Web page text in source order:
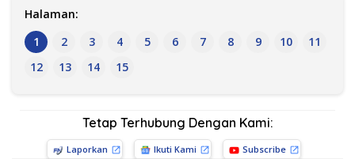
Halaman:
1
2 3 4 5 6 7 8 9 10
11
12
13 14 15
Tetap Terhubung Dengan Kami:
Laporkan Ikuti Kami Subscribe